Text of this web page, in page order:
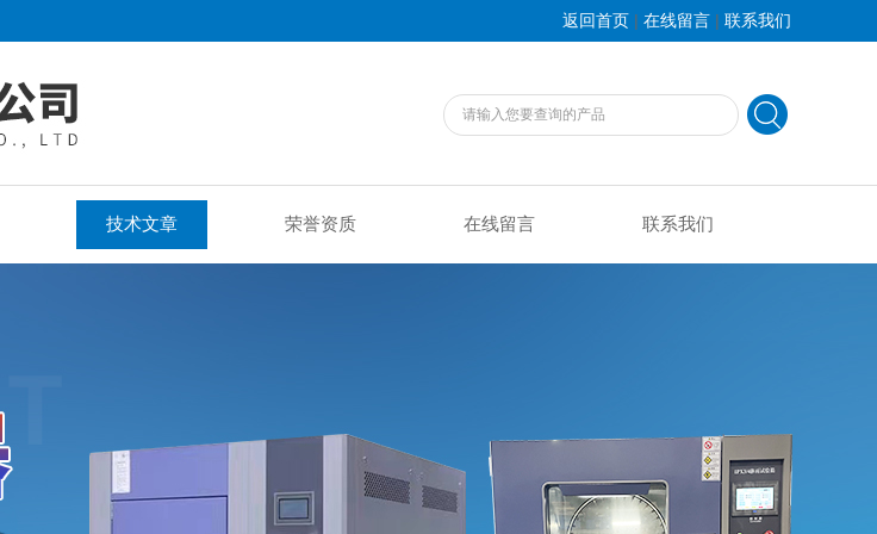
返回首页 | 在线留言 | 联系我们
技术文章 荣誉资质 在线留言 联系我们